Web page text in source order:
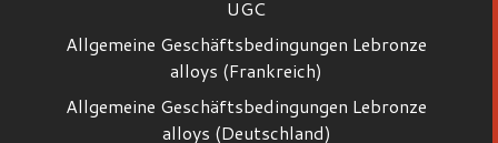
UGC
Allgemeine Geschäftsbedingungen Lebronze
alloys (Frankreich)
Allgemeine Geschäftsbedingungen Lebronze
alloys (Deutschland)